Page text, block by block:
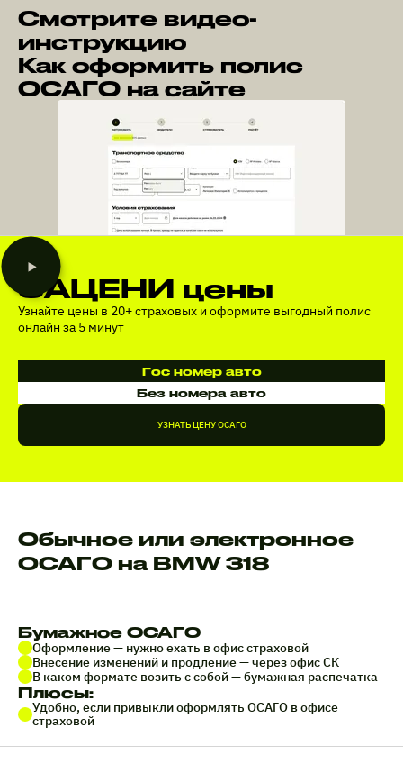
Смотрите видео-
инструкцию
Как оформить полис
ОСАГО на сайте
ЗАЦЕНИ цены
Узнайте цены в 20+ страховых и оформите выгодный полис
онлайн за 5 минут
Гос номер авто
Без номера авто
УЗНАТЬ ЦЕНУ ОСАГО
Обычное или электронное
ОСАГО на BMW 318
Бумажное ОСАГО
Оформление — нужно ехать в офис страховой
Внесение изменений и продление — через офис СК
В каком формате возить с собой — бумажная распечатка
Плюсы:
Удобно, если привыкли оформлять ОСАГО в офисе
страховой